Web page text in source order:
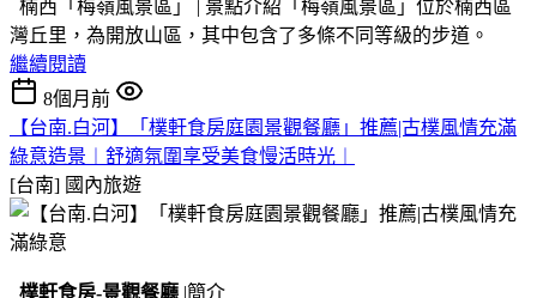
楠西「梅嶺風景區」 | 景點介紹「梅嶺風景區」位於楠西區
灣丘里，為開放山區，其中包含了多條不同等級的步道。
繼續閱讀
8個月前
【台南.白河】「樸軒食房庭園景觀餐廳」推薦|古樸風情充滿
綠意造景︱舒適氛圍享受美食慢活時光︱
[台南] 國內旅遊
樸軒食房-景觀餐廳 |簡介